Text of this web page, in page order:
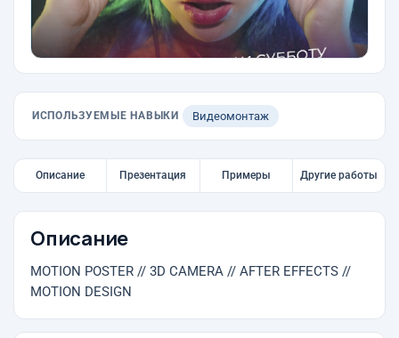
ИСПОЛЬЗУЕМЫЕ НАВЫКИ Видеомонтаж
Описание Презентация Примеры Другие работы
Описание
MOTION POSTER // 3D CAMERA // AFTER EFFECTS //
MOTION DESIGN